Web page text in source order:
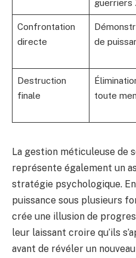
guerriers
Confrontation
directe
de
Destruction
finale
toute
La gestion méticuleuse de
représente également un
stratégie psychologique.
puissance sous plusieurs
crée une illusion de
leur laissant croire qu’ils
avant de révéler un